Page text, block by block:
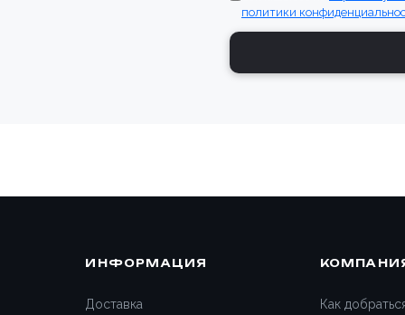
политики
ИНФОРМАЦИЯ
Доставка
Как